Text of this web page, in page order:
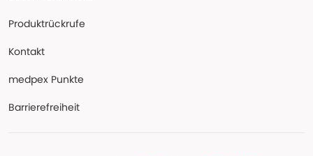
Produktrückrufe
Kontakt
medpex Punkte
Barrierefreiheit